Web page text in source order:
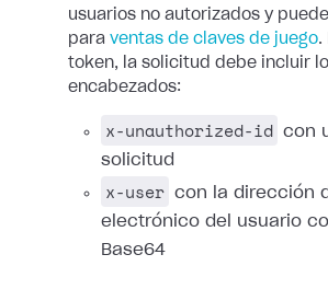
usuarios no autorizados y
para ventas de claves de juego.
token, la solicitud debe incluir
encabezados:
x-unauthorized-id con
solicitud
x-user con la dirección
electrónico del usuario
Base64